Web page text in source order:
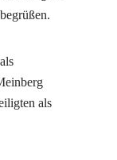
als